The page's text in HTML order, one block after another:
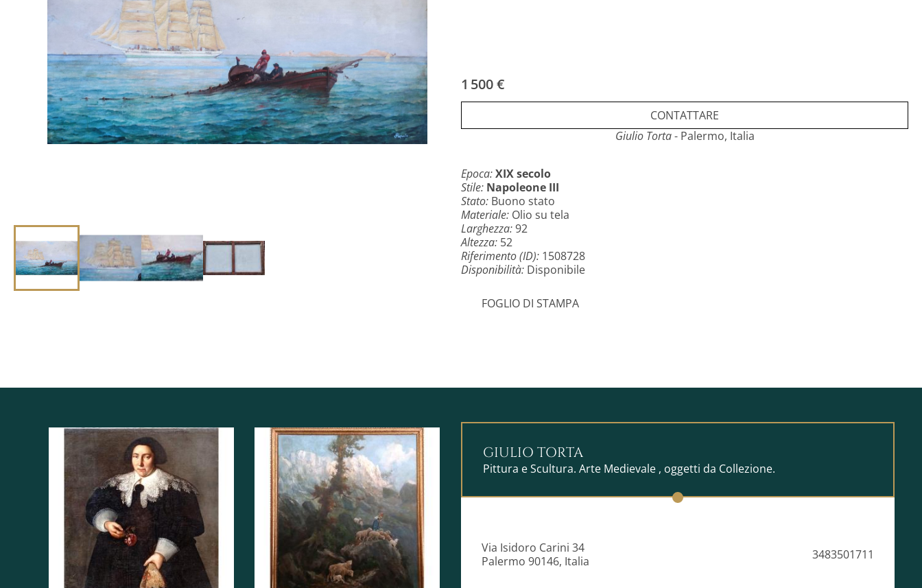
1 500 €
CONTATTARE
Giulio Torta- Palermo, Italia
Epoca:XIX secolo
Stile: Napoleone III
Stato: Buono stato
Materiale: Olio su tela
Larghezza:92
Altezza: 52
Riferimento (ID): 1508728
Disponibilità: Disponibile
FOGLIO DI STAMPA
GIULIO TORTA
Pittura e Scultura. Arte Medievale , oggetti da Collezione.
Via Isidoro Carini 34
Palermo 90146, Italia
3483501711